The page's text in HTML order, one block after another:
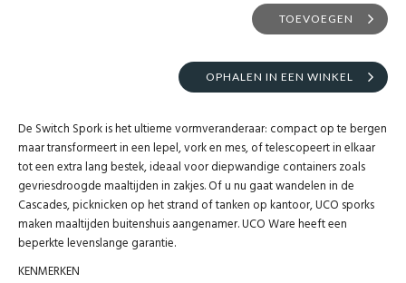
TOEVOEGEN
OPHALEN IN EEN WINKEL
De Switch Spork is het ultieme vormveranderaar: compact op te bergen
maar transformeert in een lepel, vork en mes, of telescopeert in elkaar
tot een extra lang bestek, ideaal voor diepwandige containers zoals
gevriesdroogde maaltijden in zakjes. Of u nu gaat wandelen in de
Cascades, picknicken op het strand of tanken op kantoor, UCO sporks
maken maaltijden buitenshuis aangenamer. UCO Ware heeft een
beperkte levenslange garantie.
KENMERKEN